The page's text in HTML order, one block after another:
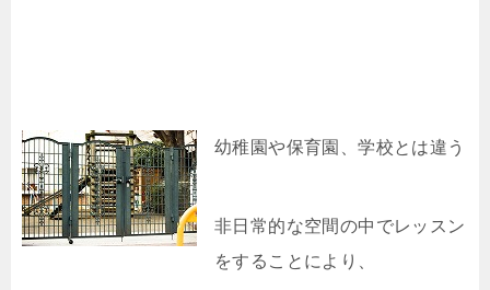
幼稚園や保育園、学校とは違う
非日常的な空間の中でレッスン
をすることにより、